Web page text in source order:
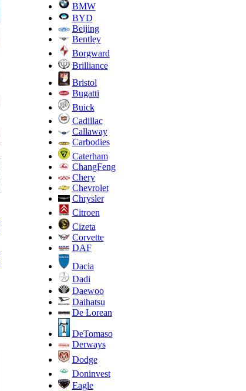
BMW
BYD
Beijing
Bentley
Borgward
Brilliance
Bristol
Bugatti
Buick
Cadillac
Callaway
Carbodies
Caterham
ChangFeng
Chery
Chevrolet
Chrysler
Citroen
Cizeta
Corvette
DAF
Dacia
Dadi
Daewoo
Daihatsu
De Lorean
DeTomaso
Derways
Dodge
Doninvest
Eagle